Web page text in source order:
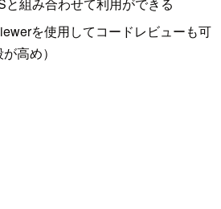
と組み合わせて利用ができる
を使用してコードレビューも可
高め）